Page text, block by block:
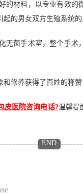
材料，以专业有效的
的男女双方生殖系统的
菌手术室，整个手术
养获得了百姓的称赞
皮医院咨询电话?温馨提
END